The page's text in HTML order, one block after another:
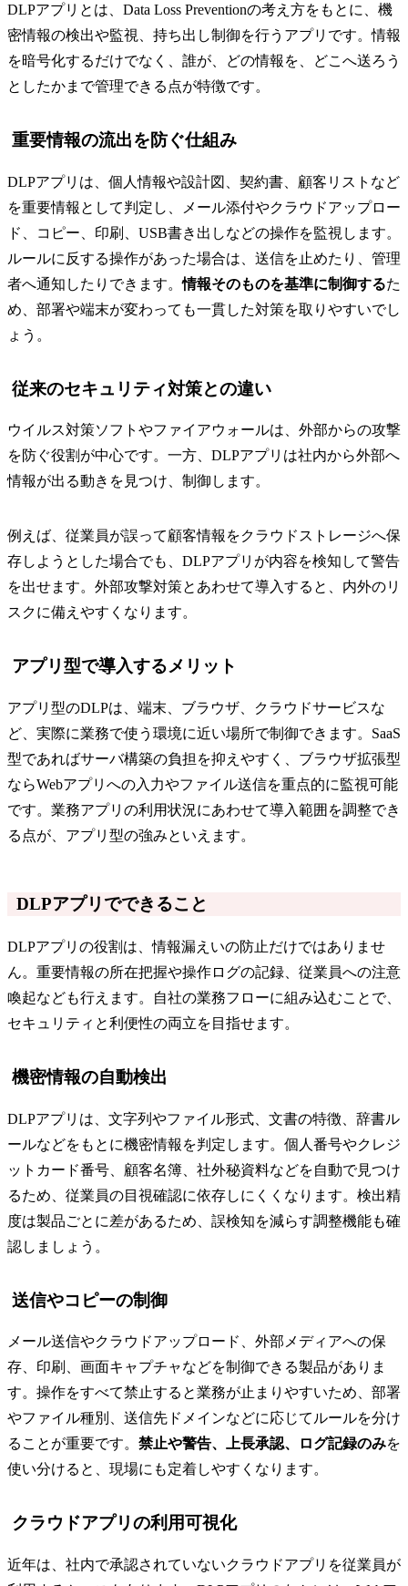
DLPアプリとは、Data Loss Preventionの考え方をもとに、機
密情報の検出や監視、持ち出し制御を行うアプリです。情報
を暗号化するだけでなく、誰が、どの情報を、どこへ送ろう
としたかまで管理できる点が特徴です。
重要情報の流出を防ぐ仕組み
DLPアプリは、個人情報や設計図、契約書、顧客リストなど
を重要情報として判定し、メール添付やクラウドアップロー
ド、コピー、印刷、USB書き出しなどの操作を監視します。
ルールに反する操作があった場合は、送信を止めたり、管理
者へ通知したりできます。情報そのものを基準に制御するた
め、部署や端末が変わっても一貫した対策を取りやすいでし
ょう。
従来のセキュリティ対策との違い
ウイルス対策ソフトやファイアウォールは、外部からの攻撃
を防ぐ役割が中心です。一方、DLPアプリは社内から外部へ
情報が出る動きを見つけ、制御します。
例えば、従業員が誤って顧客情報をクラウドストレージへ保
存しようとした場合でも、DLPアプリが内容を検知して警告
を出せます。外部攻撃対策とあわせて導入すると、内外のリ
スクに備えやすくなります。
アプリ型で導入するメリット
アプリ型のDLPは、端末、ブラウザ、クラウドサービスな
ど、実際に業務で使う環境に近い場所で制御できます。SaaS
型であればサーバ構築の負担を抑えやすく、ブラウザ拡張型
ならWebアプリへの入力やファイル送信を重点的に監視可能
です。業務アプリの利用状況にあわせて導入範囲を調整でき
る点が、アプリ型の強みといえます。
DLPアプリでできること
DLPアプリの役割は、情報漏えいの防止だけではありませ
ん。重要情報の所在把握や操作ログの記録、従業員への注意
喚起なども行えます。自社の業務フローに組み込むことで、
セキュリティと利便性の両立を目指せます。
機密情報の自動検出
DLPアプリは、文字列やファイル形式、文書の特徴、辞書ル
ールなどをもとに機密情報を判定します。個人番号やクレジ
ットカード番号、顧客名簿、社外秘資料などを自動で見つけ
るため、従業員の目視確認に依存しにくくなります。検出精
度は製品ごとに差があるため、誤検知を減らす調整機能も確
認しましょう。
送信やコピーの制御
メール送信やクラウドアップロード、外部メディアへの保
存、印刷、画面キャプチャなどを制御できる製品がありま
す。操作をすべて禁止すると業務が止まりやすいため、部署
やファイル種別、送信先ドメインなどに応じてルールを分け
ることが重要です。 禁止や警告、上長承認、ログ記録のみを
使い分けると、現場にも定着しやすくなります。
クラウドアプリの利用可視化
近年は、社内で承認されていないクラウドアプリを従業員が